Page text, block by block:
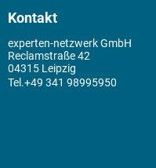
Kontakt
experten-netzwerk GmbH
Reclamstraße 42
04315 Leipzig
+49 341 98995950